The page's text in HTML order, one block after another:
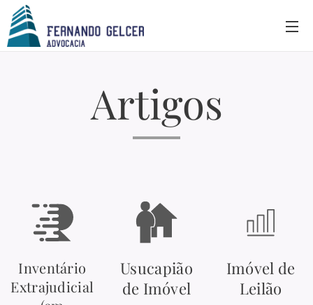
Artigos
Inventário
Extrajudicial
Usucapião
de Imóvel
Imóvel de
Leilão